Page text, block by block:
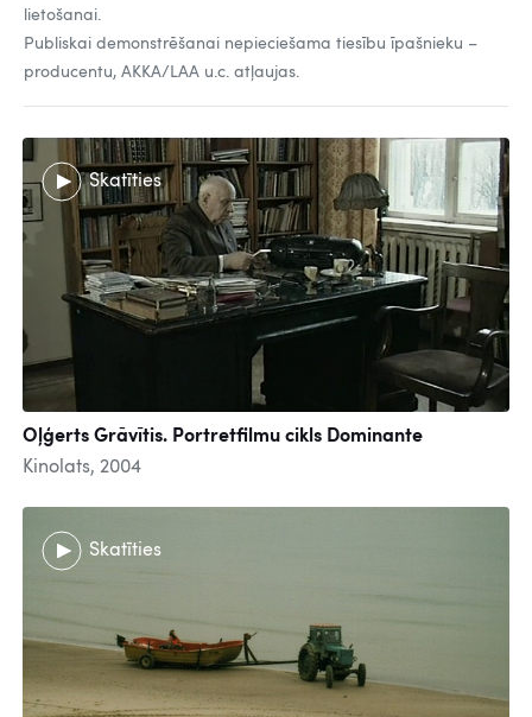
lietošanai.
Publiskai demonstrēšanai nepieciešama tiesību īpašnieku –
producentu, AKKA/LAA u.c. atļaujas.
Skatīties
Oļģerts Grāvītis. Portretfilmu cikls Dominante
Kinolats, 2004
Skatīties